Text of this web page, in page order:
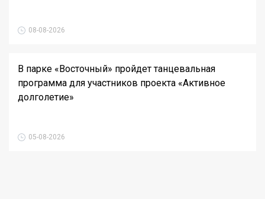
08-08-2026
В парке «Восточный» пройдет танцевальная
программа для участников проекта «Активное
долголетие»
05-08-2026